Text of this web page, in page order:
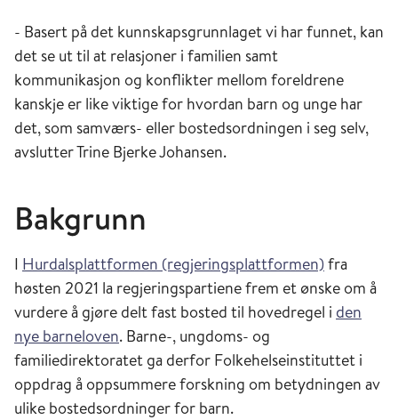
- Basert på det kunnskapsgrunnlaget vi har funnet, kan
det se ut til at relasjoner i familien samt
kommunikasjon og konflikter mellom foreldrene
kanskje er like viktige for hvordan barn og unge har
det, som samværs- eller bostedsordningen i seg selv,
avslutter Trine Bjerke Johansen.
Bakgrunn
I Hurdalsplattformen (regjeringsplattformen)fra
høsten 2021 la regjeringspartiene frem et ønske om å
vurdere å gjøre delt fast bosted til hovedregel i den
nye barneloven. Barne-, ungdoms- og
familiedirektoratet ga derfor Folkehelseinstituttet i
oppdrag å oppsummere forskning om betydningen av
ulike bostedsordninger for barn.